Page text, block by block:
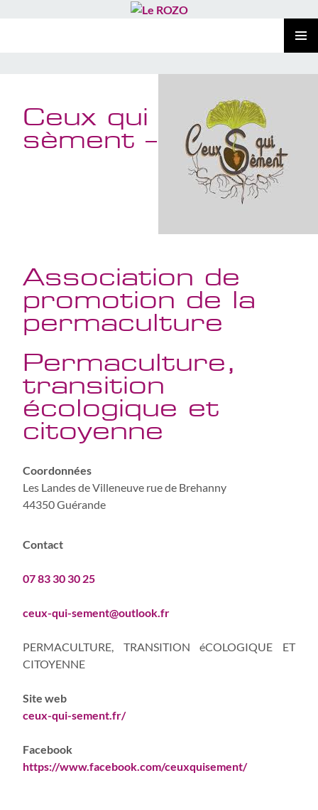
Ceux qui
sèment –
Association de
promotion de la
permaculture
Permaculture,
transition
écologique et
citoyenne
Coordonnées
Les Landes de Villeneuve rue de Brehanny
44350 Guérande
Contact
07 83 30 30 25
ceux-qui-sement@outlook.fr
PERMACULTURE, TRANSITION éCOLOGIQUE ET
CITOYENNE
Site web
ceux-qui-sement.fr/
Facebook
https://www.facebook.com/ceuxquisement/